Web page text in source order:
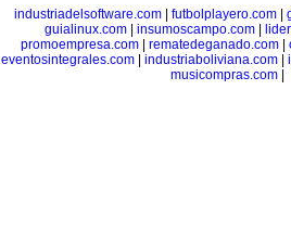
industriadelsoftware.com| futbolplayero.com|
guialinux.com
insumoscampo.com
promoempresa.com| rematedeganado.com|
eventosintegrales.com| industriaboliviana.com|
musicompras.com|